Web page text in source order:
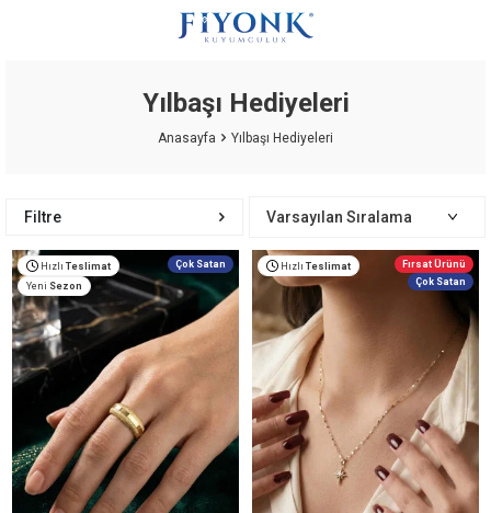
Yılbaşı Hediyeleri
Anasayfa Yılbaşı Hediyeleri
Filtre
Hızlı Teslimat
Yeni Sezon
Çok Satan Hızlı Teslimat
Fırsat Ürünü
Çok Satan